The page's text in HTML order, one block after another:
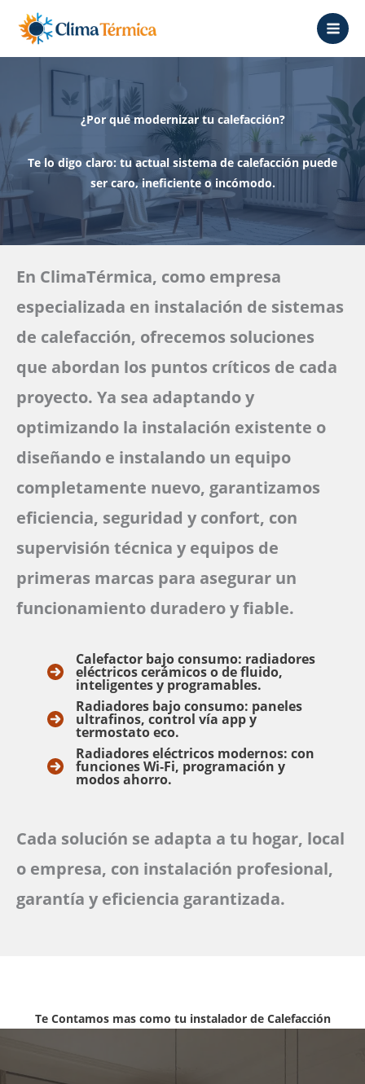
contenido
¿Por qué modernizar tu calefacción?
Te lo digo claro: tu actual sistema de calefacción puede
ser caro, ineficiente o incómodo.
En ClimaTérmica, como empresa
especializada en instalación de sistemas
de calefacción, ofrecemos soluciones
que abordan los puntos críticos de cada
proyecto. Ya sea adaptando y
optimizando la instalación existente o
diseñando e instalando un equipo
completamente nuevo, garantizamos
eficiencia, seguridad y confort, con
supervisión técnica y equipos de
primeras marcas para asegurar un
funcionamiento duradero y fiable.
Calefactor bajo consumo: radiadores
eléctricos cerámicos o de fluido,
inteligentes y programables.
Radiadores bajo consumo: paneles
ultrafinos, control vía app y
termostato eco.
Radiadores eléctricos modernos: con
funciones Wi‑Fi, programación y
modos ahorro.
Cada solución se adapta a tu hogar, local
o empresa, con instalación profesional,
garantía y eficiencia garantizada.
Te Contamos mas como tu instalador de Calefacción